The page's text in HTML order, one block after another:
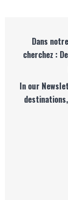
Dans
cherchez :
In our